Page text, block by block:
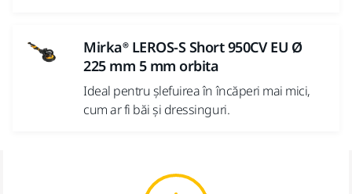
Mirka® LEROS-S Short 950CV EU Ø
225 mm 5 mm orbita
Ideal pentru șlefuirea în încăperi mai mici,
cum ar fi băi și dressinguri.